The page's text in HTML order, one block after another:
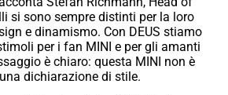
si sono sempre distinti per la loro
e dinamismo. Con DEUS stiamo
per i fan MINI e per gli amanti
è chiaro: questa MINI non è
dichiarazione di stile.